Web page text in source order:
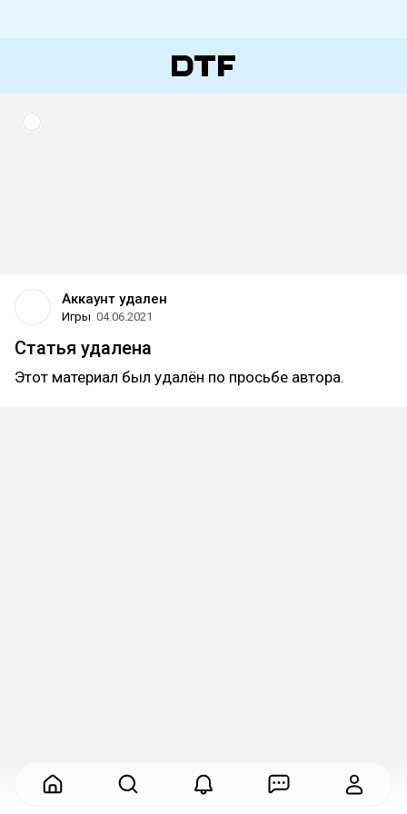
Аккаунт удален
Игры 04.06.2021
Статья удалена
Этот материал был удалён по просьбе автора.